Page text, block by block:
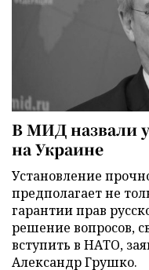
В МИД назвали
на Украине
Установление
предполагает не
гарантии прав
решение вопросов,
вступить в НАТО,
Александр Грушко.